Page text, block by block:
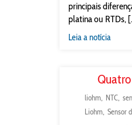
principais
platina ou RTDs,
Leia a notícia
liohm NTC
Liohm Sensor